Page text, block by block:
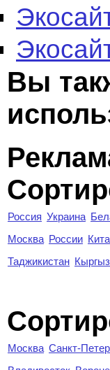
Вы
Россия Украина
Москва России
Таджикистан
Москва Санкт-